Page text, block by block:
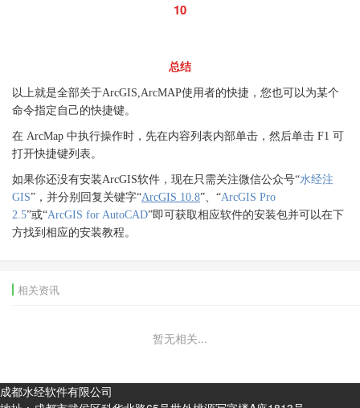
10
总结
以上就是全部关于ArcGIS,ArcMAP使用者的快捷，您也可以为某个
命令指定自己的快捷键。
在 ArcMap 中执行操作时，先在内容列表内部单击，然后单击 F1 可
打开快捷键列表。
如果你还没有安装ArcGIS软件，现在只需关注微信公众号“水经注
GIS”，并分别回复关键字“ArcGIS 10.8”、“ArcGIS Pro
2.5”或“ArcGIS for AutoCAD”即可获取相应软件的安装包并可以在下
方找到相应的安装教程。
相关资讯
暂无相关...
成都水经软件有限公司